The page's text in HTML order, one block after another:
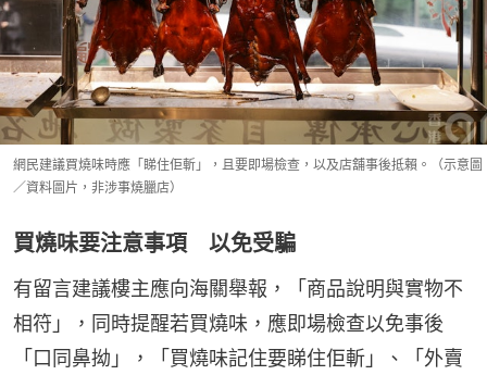
網民建議買燒味時應「睇住佢斬」，且要即場檢查，以及店舖事後抵賴。（示意圖
／資料圖片，非涉事燒臘店）
買燒味要注意事項 以免受騙
有留言建議樓主應向海關舉報，「商品說明與實物不
相符」，同時提醒若買燒味，應即場檢查以免事後
「口同鼻拗」，「買燒味記住要睇住佢斬」、「外賣